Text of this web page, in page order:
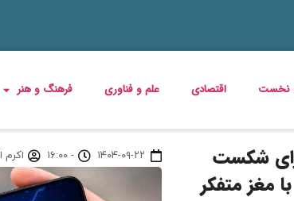
نخست اقتصادی علم و فناوری فرهنگ و هنر
شکست
ChatGPT؛ رونمایی از Mi Chat با مغز متفکر
۱۴۰۴-۰۹-۲۲ - ۱۶:۰۰ اکرم